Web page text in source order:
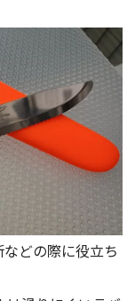
どの際に役立ち